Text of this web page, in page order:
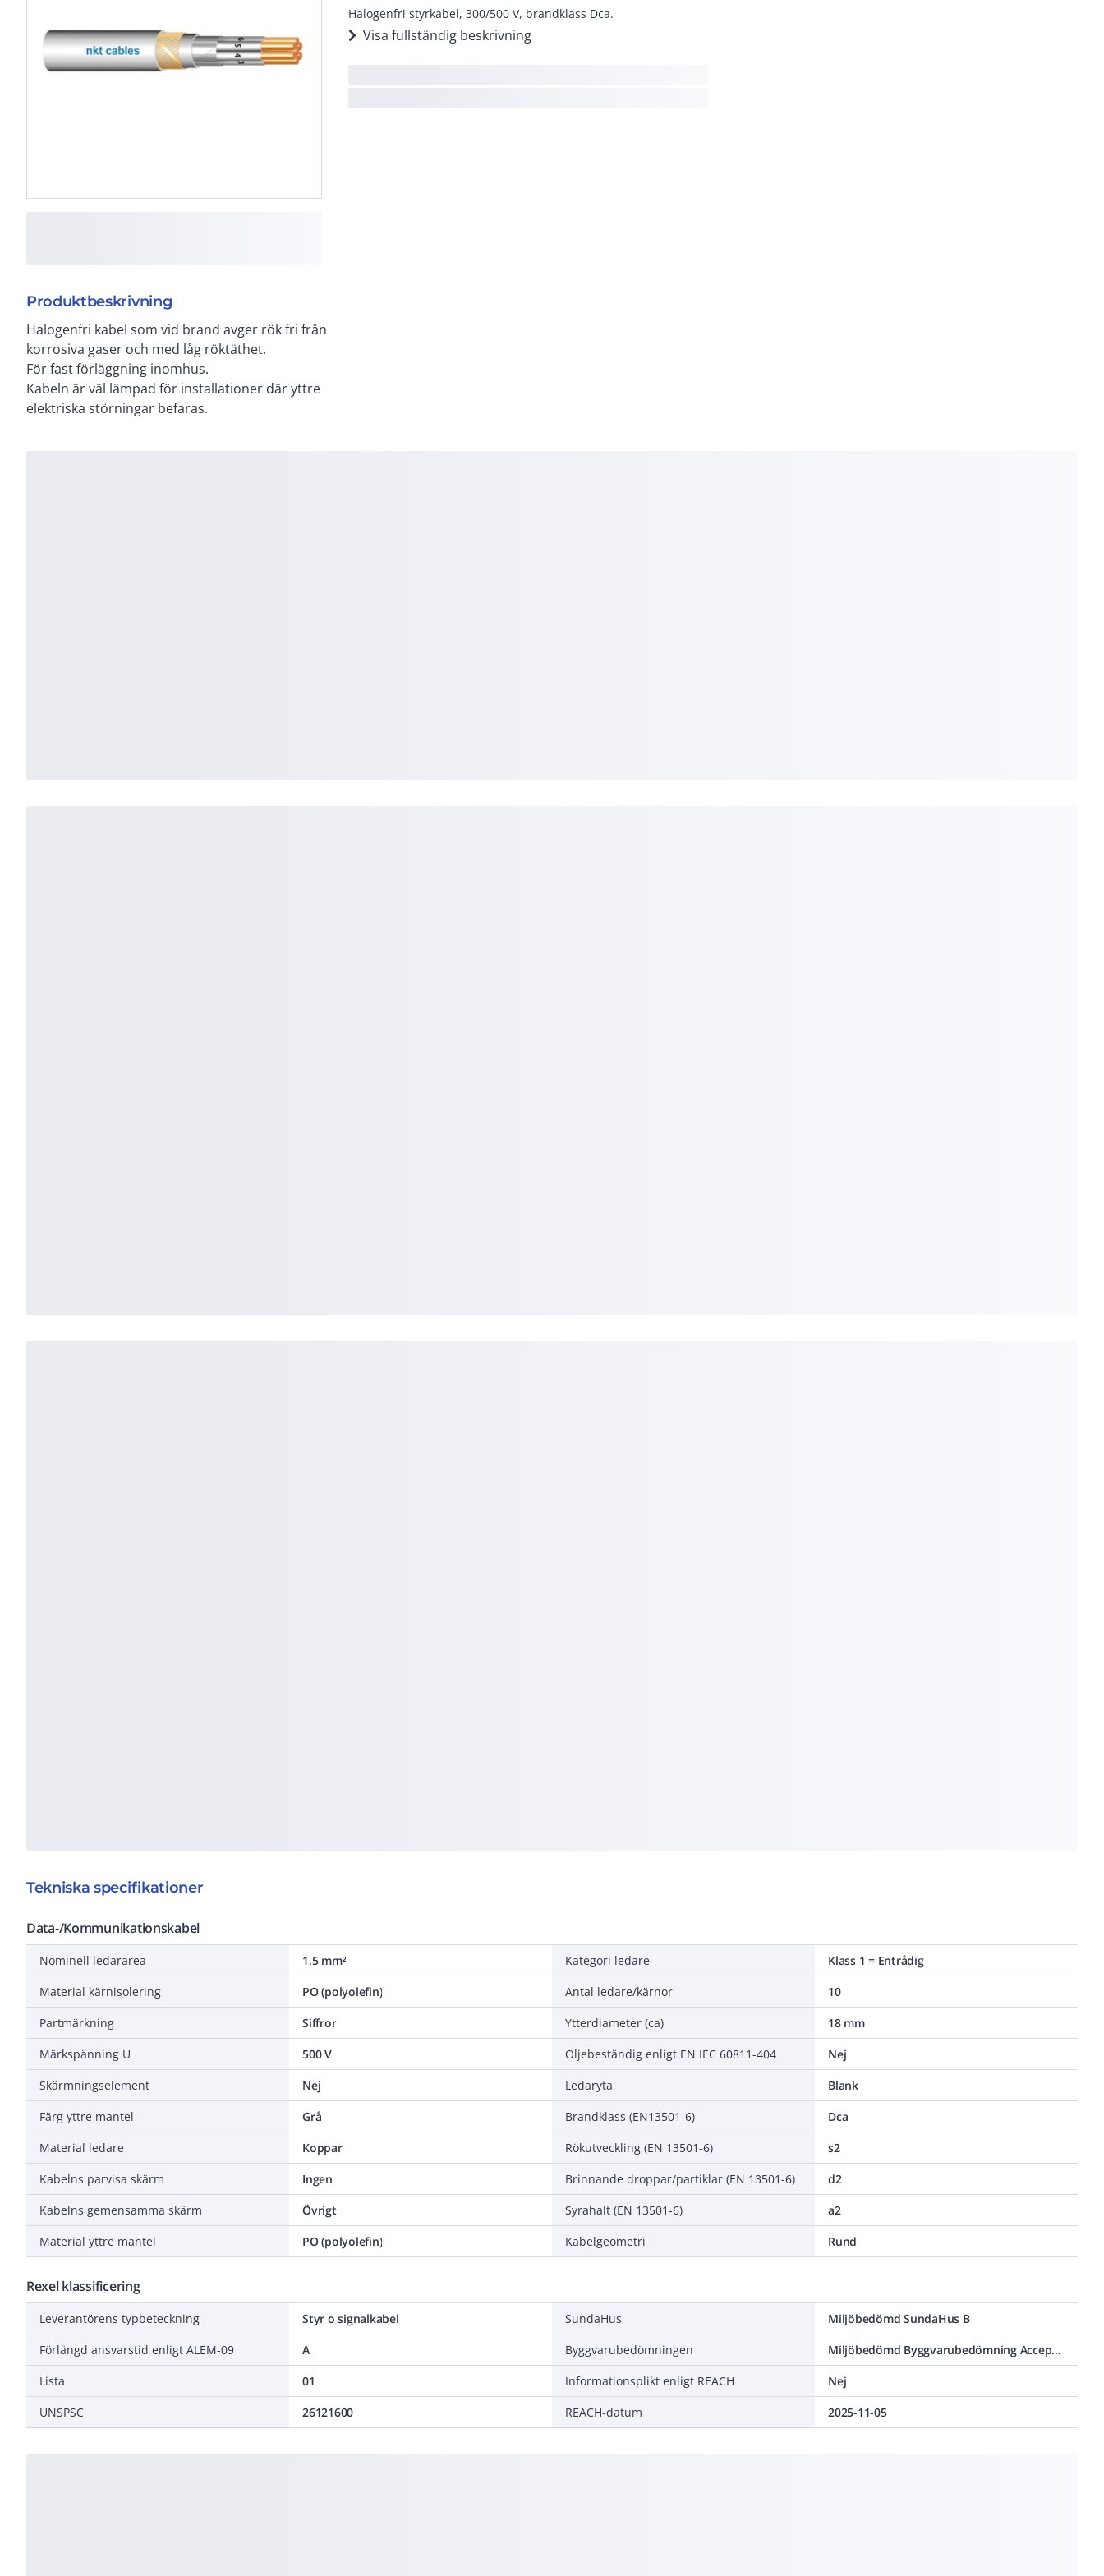
Halogenfri styrkabel, 300/500 V, brandklass Dca.
Visa fullständig beskrivning
Produktbeskrivning
Halogenfri kabel som vid brand avger rök fri från
korrosiva gaser och med låg röktäthet.
För fast förläggning inomhus.
Kabeln är väl lämpad för installationer där yttre
elektriska störningar befaras.
Tekniska specifikationer
Data-/Kommunikationskabel
Nominell ledararea
1.5 mm²
Material kärnisolering
PO (polyolefin)
Partmärkning
Siffror
Märkspänning U
500 V
Skärmningselement
Nej
Färg yttre mantel
Grå
Material ledare
Koppar
Kabelns parvisa skärm
Ingen
Kabelns gemensamma skärm
Övrigt
Material yttre mantel
PO (polyolefin)
Kategori ledare
Klass 1 = Entrådig
Antal ledare/kärnor
10
Ytterdiameter (ca)
18 mm
Oljebeständig enligt EN IEC 60811-404
Nej
Ledaryta
Blank
Brandklass (EN13501-6)
Dca
Rökutveckling (EN 13501-6)
s2
Brinnande droppar/partiklar (EN 13501-6)
d2
Syrahalt (EN 13501-6)
a2
Kabelgeometri
Rund
Rexel klassificering
Leverantörens typbeteckning
Styr o signalkabel
Förlängd ansvarstid enligt ALEM-09
A
Lista
01
UNSPSC
26121600
SundaHus
Miljöbedömd SundaHus B
Byggvarubedömningen
Miljöbedömd Byggvarubedömning Accepteras
Informationsplikt enligt REACH
Nej
REACH-datum
2025-11-05